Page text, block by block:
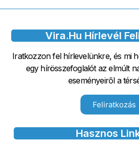
Vira.hu Hírlevél
Iratkozzon fel hírlevelünkre, és mi
egy hírösszefoglalót az elmúlt
eseményeiről a
Feliratkozás
Hasznos